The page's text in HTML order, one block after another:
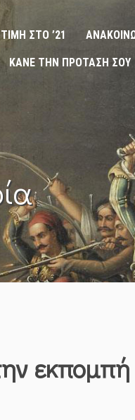
ΤΙΜΉ ΣΤΟ ’21
ΚΆΝΕ ΤΗΝ ΠΡΌΤΑΣΉ ΣΟΥ